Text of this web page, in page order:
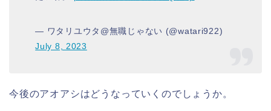
— ワタリユウタ@無職じゃない (@watari922)
July 8, 2023
今後のアオアシはどうなっていくのでしょうか。